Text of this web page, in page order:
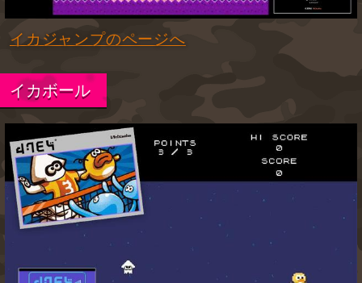
イカジャンプのページへ
イカボール